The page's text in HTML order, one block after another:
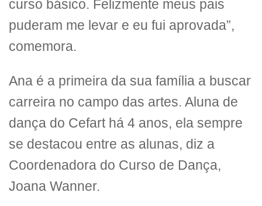
curso básico. Felizmente meus pais
puderam me levar e eu fui aprovada”,
comemora.
Ana é a primeira da sua família a buscar
carreira no campo das artes. Aluna de
dança do Cefart há 4 anos, ela sempre
se destacou entre as alunas, diz a
Coordenadora do Curso de Dança,
Joana Wanner.